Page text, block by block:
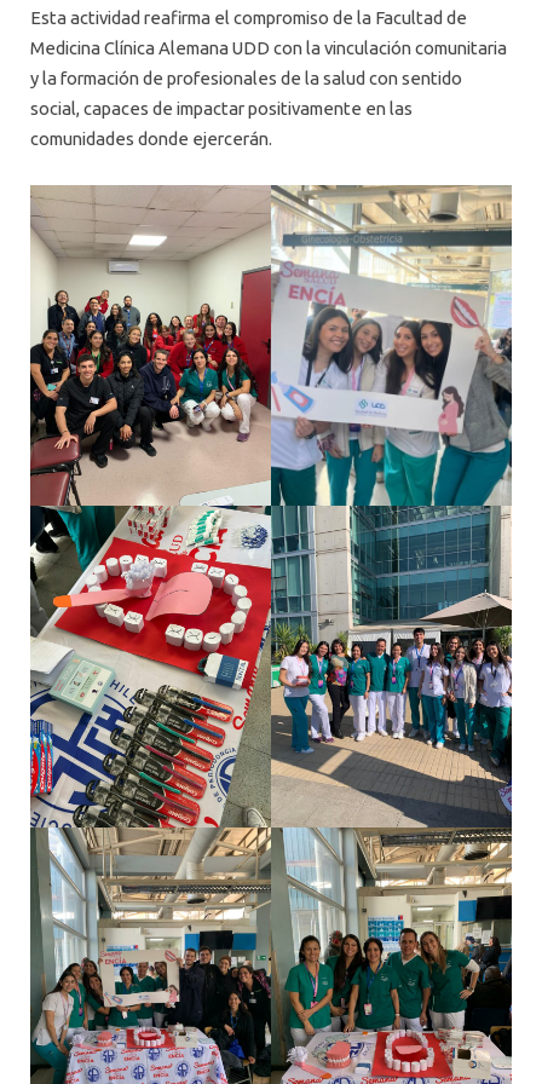
Esta actividad reafirma el compromiso de la Facultad de
Medicina Clínica Alemana UDD con la vinculación comunitaria
y la formación de profesionales de la salud con sentido
social, capaces de impactar positivamente en las
comunidades donde ejercerán.